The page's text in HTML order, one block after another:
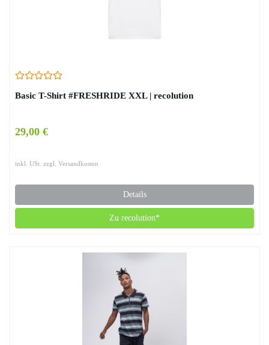
Basic T-Shirt #FRESHRIDE XXL | recolution
29,00 €
inkl. USt. zzgl. Versandkosten
Details
Zu recolution*